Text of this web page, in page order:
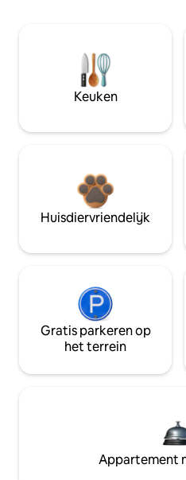
Keuken
Huisdiervriendelijk
Gratis parkeren op
het terrein
Appartement